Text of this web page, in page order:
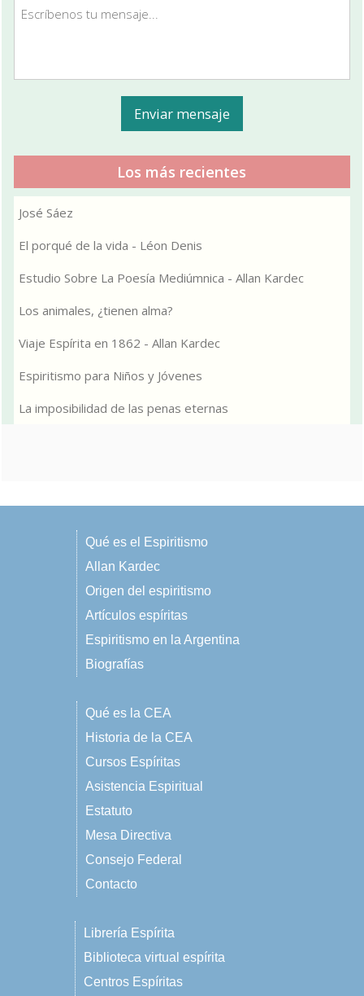
Los más recientes
José Sáez
El porqué de la vida - Léon Denis
Estudio Sobre La Poesía Mediúmnica - Allan Kardec
Los animales, ¿tienen alma?
Viaje Espírita en 1862 - Allan Kardec
Espiritismo para Niños y Jóvenes
La imposibilidad de las penas eternas
Qué es el Espiritismo
Allan Kardec
Origen del espiritismo
Artículos espíritas
Espiritismo en la Argentina
Biografías
Qué es la CEA
Historia de la CEA
Cursos Espíritas
Asistencia Espiritual
Estatuto
Mesa Directiva
Consejo Federal
Contacto
Librería Espírita
Biblioteca virtual espírita
Centros Espíritas